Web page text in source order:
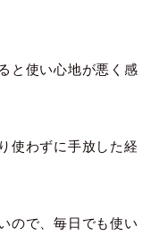
と使い心地が悪く感
使わずに手放した経
ので、毎日でも使い